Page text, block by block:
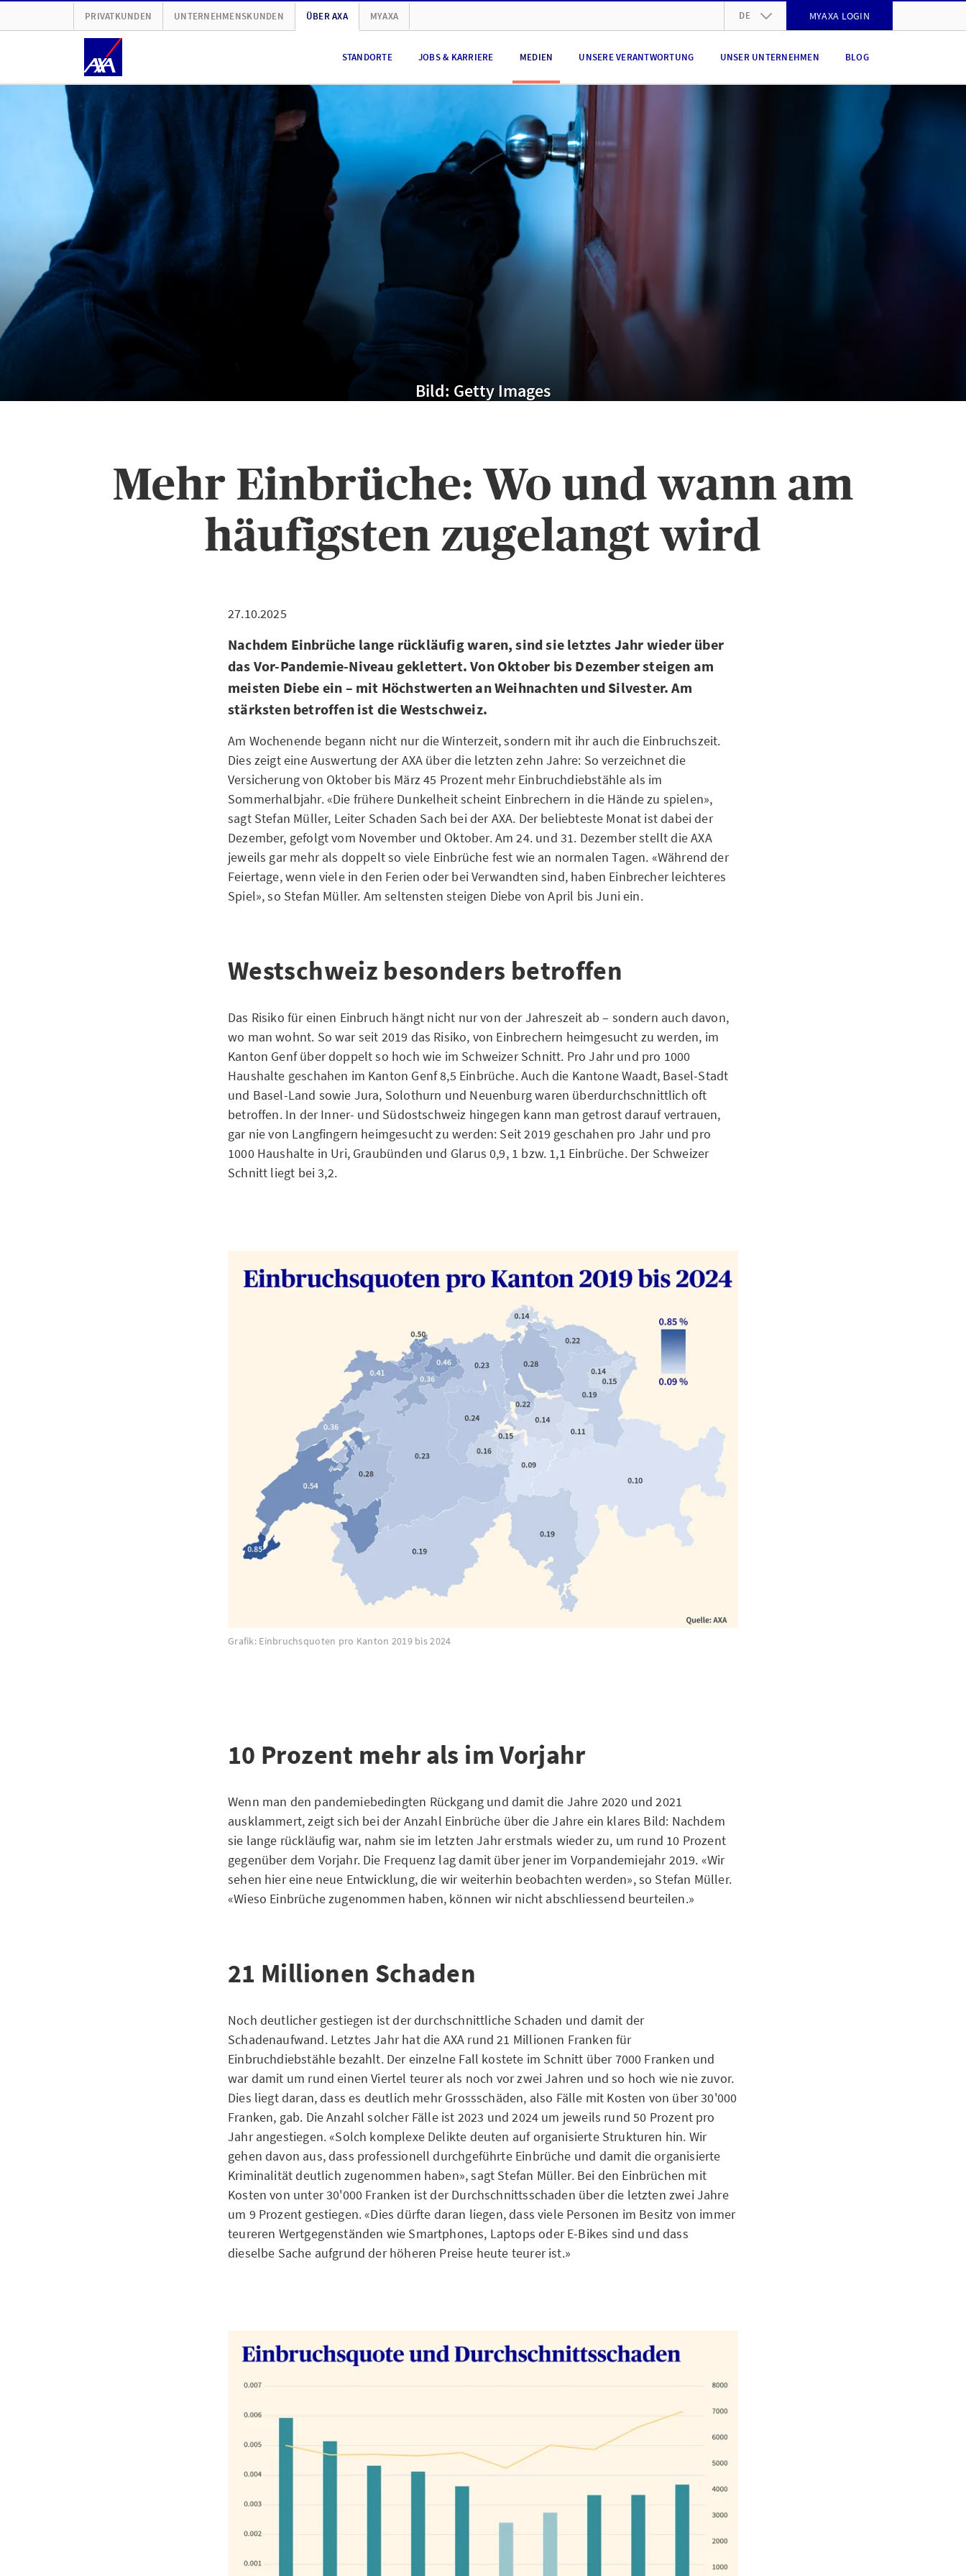
PRIVATKUNDEN UNTERNEHMENSKUNDEN ÜBER AXA MYAXA DE MYAXA LOGIN
STANDORTE JOBS & KARRIERE MEDIEN UNSERE VERANTWORTUNG UNSER UNTERNEHMEN BLOG
Bild: Getty Images
Mehr Einbrüche: Wo und wann am
häufigsten zugelangt wird
27.10.2025
Nachdem Einbrüche lange rückläufig waren, sind sie letztes Jahr wieder über
das Vor-Pandemie-Niveau geklettert. Von Oktober bis Dezember steigen am
meisten Diebe ein – mit Höchstwerten an Weihnachten und Silvester. Am
stärksten betroffen ist die Westschweiz.
Am Wochenende begann nicht nur die Winterzeit, sondern mit ihr auch die Einbruchszeit.
Dies zeigt eine Auswertung der AXA über die letzten zehn Jahre: So verzeichnet die
Versicherung von Oktober bis März 45 Prozent mehr Einbruchdiebstähle als im
Sommerhalbjahr. «Die frühere Dunkelheit scheint Einbrechern in die Hände zu spielen»,
sagt Stefan Müller, Leiter Schaden Sach bei der AXA. Der beliebteste Monat ist dabei der
Dezember, gefolgt vom November und Oktober. Am 24. und 31. Dezember stellt die AXA
jeweils gar mehr als doppelt so viele Einbrüche fest wie an normalen Tagen. «Während der
Feiertage, wenn viele in den Ferien oder bei Verwandten sind, haben Einbrecher leichteres
Spiel», so Stefan Müller. Am seltensten steigen Diebe von April bis Juni ein.
Westschweiz besonders betroffen
Das Risiko für einen Einbruch hängt nicht nur von der Jahreszeit ab – sondern auch davon,
wo man wohnt. So war seit 2019 das Risiko, von Einbrechern heimgesucht zu werden, im
Kanton Genf über doppelt so hoch wie im Schweizer Schnitt. Pro Jahr und pro 1000
Haushalte geschahen im Kanton Genf 8,5 Einbrüche. Auch die Kantone Waadt, Basel-Stadt
und Basel-Land sowie Jura, Solothurn und Neuenburg waren überdurchschnittlich oft
betroffen. In der Inner- und Südostschweiz hingegen kann man getrost darauf vertrauen,
gar nie von Langfingern heimgesucht zu werden: Seit 2019 geschahen pro Jahr und pro
1000 Haushalte in Uri, Graubünden und Glarus 0,9, 1 bzw. 1,1 Einbrüche. Der Schweizer
Schnitt liegt bei 3,2.
Grafik: Einbruchsquoten pro Kanton 2019 bis 2024
10 Prozent mehr als im Vorjahr
Wenn man den pandemiebedingten Rückgang und damit die Jahre 2020 und 2021
ausklammert, zeigt sich bei der Anzahl Einbrüche über die Jahre ein klares Bild: Nachdem
sie lange rückläufig war, nahm sie im letzten Jahr erstmals wieder zu, um rund 10 Prozent
gegenüber dem Vorjahr. Die Frequenz lag damit über jener im Vorpandemiejahr 2019. «Wir
sehen hier eine neue Entwicklung, die wir weiterhin beobachten werden», so Stefan Müller.
«Wieso Einbrüche zugenommen haben, können wir nicht abschliessend beurteilen.»
21 Millionen Schaden
Noch deutlicher gestiegen ist der durchschnittliche Schaden und damit der
Schadenaufwand. Letztes Jahr hat die AXA rund 21 Millionen Franken für
Einbruchdiebstähle bezahlt. Der einzelne Fall kostete im Schnitt über 7000 Franken und
war damit um rund einen Viertel teurer als noch vor zwei Jahren und so hoch wie nie zuvor.
Dies liegt daran, dass es deutlich mehr Grossschäden, also Fälle mit Kosten von über 30'000
Franken, gab. Die Anzahl solcher Fälle ist 2023 und 2024 um jeweils rund 50 Prozent pro
Jahr angestiegen. «Solch komplexe Delikte deuten auf organisierte Strukturen hin. Wir
gehen davon aus, dass professionell durchgeführte Einbrüche und damit die organisierte
Kriminalität deutlich zugenommen haben», sagt Stefan Müller. Bei den Einbrüchen mit
Kosten von unter 30'000 Franken ist der Durchschnittsschaden über die letzten zwei Jahre
um 9 Prozent gestiegen. «Dies dürfte daran liegen, dass viele Personen im Besitz von immer
teureren Wertgegenständen wie Smartphones, Laptops oder E-Bikes sind und dass
dieselbe Sache aufgrund der höheren Preise heute teurer ist.»